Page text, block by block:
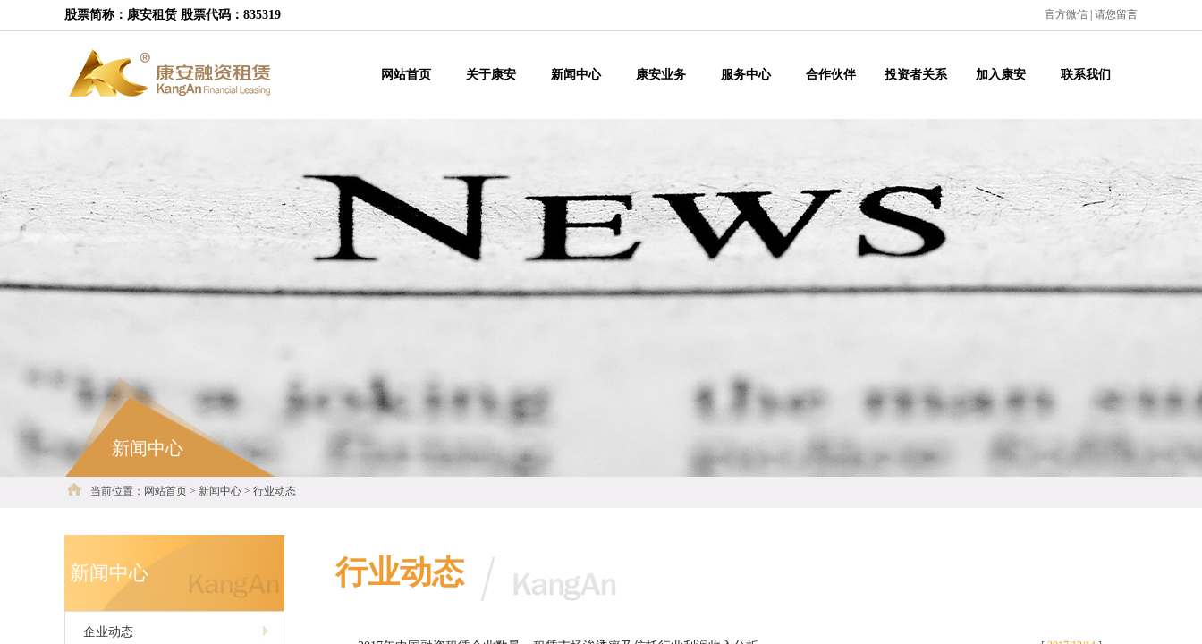
股票简称：康安租赁 股票代码：835319 官方微信 请您留言
网站首页 关于康安 新闻中心 康安业务 服务中心 合作伙伴 投资者关系 加入康安 联系我们
新闻中心
当前位置：网站首页 > 新闻中心 > 行业动态
新闻中心
企业动态
行业动态